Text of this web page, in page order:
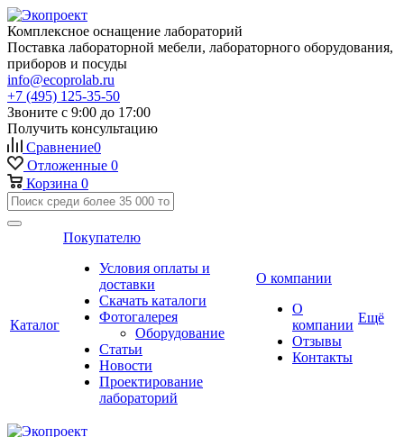
Комплексное оснащение лабораторий
Поставка лабораторной мебели, лабораторного оборудования,
приборов и посуды
info@ecoprolab.ru
+7 (495) 125-35-50
Звоните с 9:00 до 17:00
Получить консультацию
Сравнение0
Отложенные 0
Корзина 0
Каталог
Покупателю
Условия оплаты и
доставки
Скачать каталоги
Фотогалерея
Оборудование
Статьи
Новости
Проектирование
лабораторий
О компании
О
компании
Отзывы
Контакты
Ещё